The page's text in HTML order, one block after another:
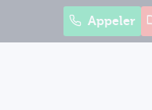
Appeler